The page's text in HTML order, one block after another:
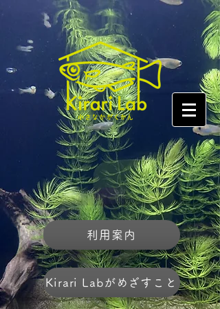
利用案内
Kirari Labがめざすこと